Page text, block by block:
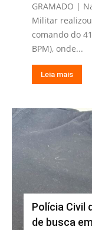
GRAMADO |
Militar
comando do
BPM), onde...
Leia mais
Polícia Civil
de busca